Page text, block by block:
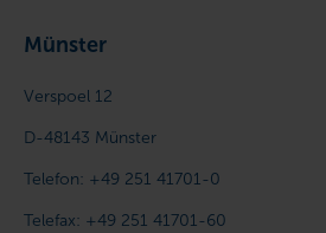
Münster
Verspoel 12
D-48143 Münster
Telefon: +49 251 41701-0
Telefax: +49 251 41701-60